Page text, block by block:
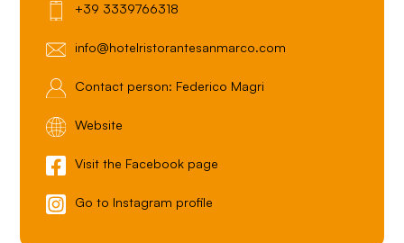
+39 3339766318
info@hotelristorantesanmarco.com
Contact person: Federico Magri
Website
Visit the Facebook page
Go to Instagram profile